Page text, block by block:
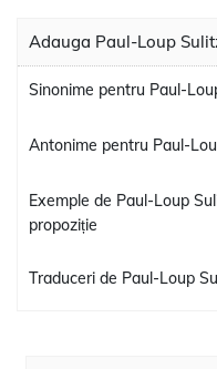
Adauga Paul-Loup
Sinonime pentru Paul-
Antonime pentru Paul-
Exemple de Paul-Loup
propoziție
Traduceri de Paul-Loup